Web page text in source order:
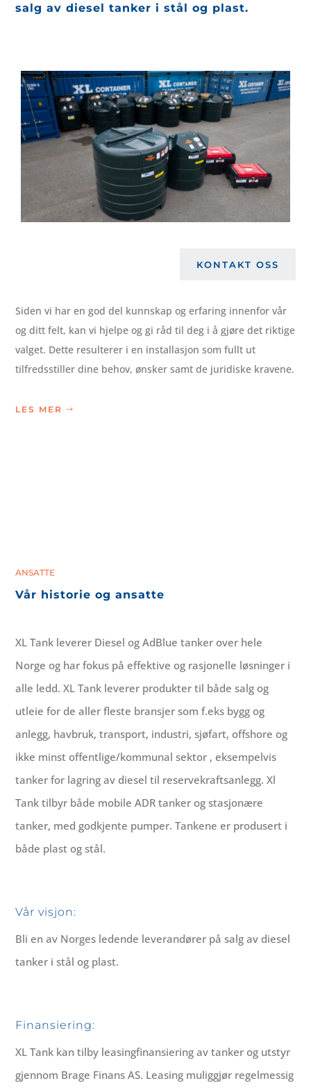
salg av diesel tanker i stål og plast.
KONTAKT OSS
Siden vi har en god del kunnskap og erfaring innenfor vår
og ditt felt, kan vi hjelpe og gi råd til deg i å gjøre det riktige
valget. Dette resulterer i en installasjon som fullt ut
tilfredsstiller dine behov, ønsker samt de juridiske kravene.
LES MER
ANSATTE
Vår historie og ansatte
XL Tank leverer Diesel og AdBlue tanker over hele
Norge og har fokus på effektive og rasjonelle løsninger i
alle ledd. XL Tank leverer produkter til både salg og
utleie for de aller fleste bransjer som f.eks bygg og
anlegg, havbruk, transport, industri, sjøfart, offshore og
ikke minst offentlige/kommunal sektor , eksempelvis
tanker for lagring av diesel til reservekraftsanlegg. Xl
Tank tilbyr både mobile ADR tanker og stasjonære
tanker, med godkjente pumper. Tankene er produsert i
både plast og stål.
Vår visjon:
Bli en av Norges ledende leverandører på salg av diesel
tanker i stål og plast.
Finansiering:
XL Tank kan tilby leasingfinansiering av tanker og utstyr
gjennom Brage Finans AS. Leasing muliggjør regelmessig